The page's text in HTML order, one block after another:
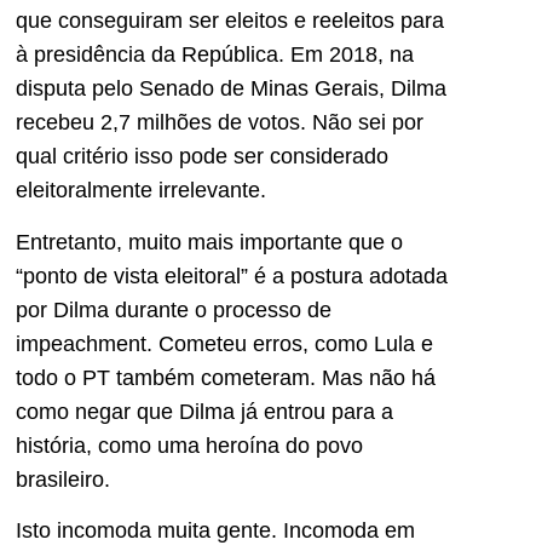
que conseguiram ser eleitos e reeleitos para
à presidência da República. Em 2018, na
disputa pelo Senado de Minas Gerais, Dilma
recebeu 2,7 milhões de votos. Não sei por
qual critério isso pode ser considerado
eleitoralmente irrelevante.
Entretanto, muito mais importante que o
“ponto de vista eleitoral” é a postura adotada
por Dilma durante o processo de
impeachment. Cometeu erros, como Lula e
todo o PT também cometeram. Mas não há
como negar que Dilma já entrou para a
história, como uma heroína do povo
brasileiro.
Isto incomoda muita gente. Incomoda em